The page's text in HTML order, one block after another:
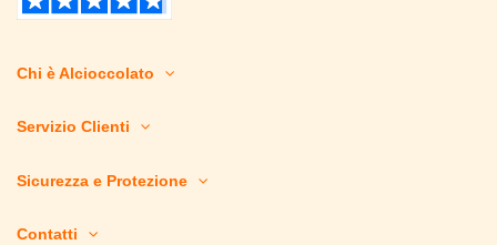
Chi è Alcioccolato
Servizio Clienti
Sicurezza e Protezione
Contatti